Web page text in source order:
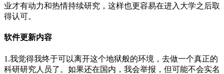
业才有动力和热情持续研究，这样也更容易在进入大学之后取
得认可。
软件更新内容
1.我觉得我终于可以离开这个地狱般的环境，去做一个真正的
科研研究人员了。如果还在国内，我会举报，但可能不会实名